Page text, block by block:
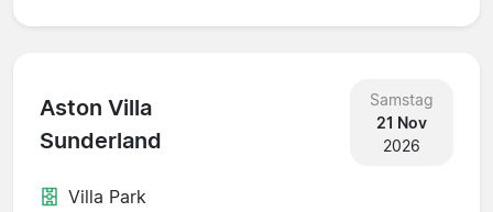
Aston Villa
Sunderland
Samstag
21 Nov
2026
Villa Park